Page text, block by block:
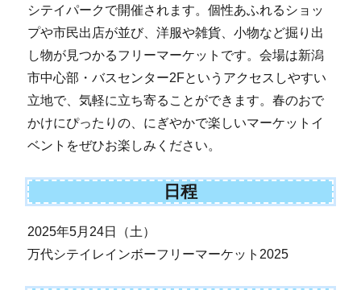
シテイパークで開催されます。個性あふれるショッ
プや市民出店が並び、洋服や雑貨、小物など掘り出
し物が見つかるフリーマーケットです。会場は新潟
市中心部・バスセンター2Fというアクセスしやすい
立地で、気軽に立ち寄ることができます。春のおで
かけにぴったりの、にぎやかで楽しいマーケットイ
ベントをぜひお楽しみください。
日程
2025年5月24日（土）
万代シテイレインボーフリーマーケット2025